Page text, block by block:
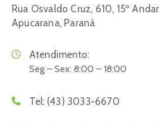
Rua Osvaldo Cruz, 610, 15º Andar
Apucarana, Paraná
Atendimento:
Seg – Sex: 8:00 – 18:00
Tel: (43) 3033-6670